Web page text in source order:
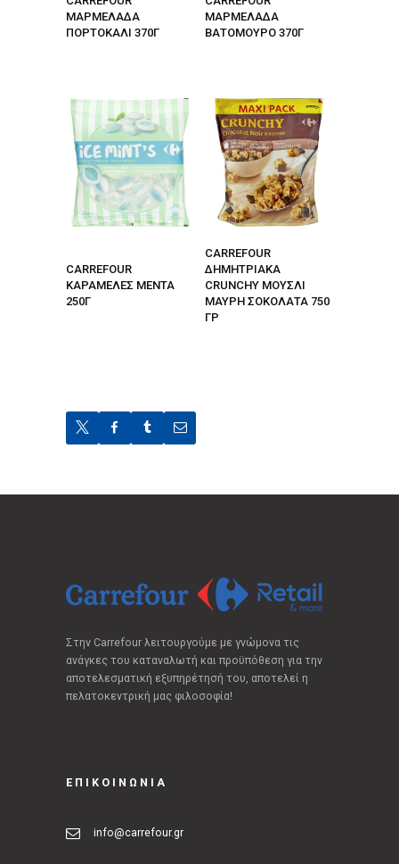
ΜΑΡΜΕΛΑΔΑ
ΠΟΡΤΟΚΑΛΙ 370Γ
ΜΑΡΜΕΛΑΔΑ
ΒΑΤΟΜΟΥΡΟ 370Γ
CARREFOUR
ΚΑΡΑΜΕΛΕΣ ΜΕΝΤΑ
250Γ
CARREFOUR
ΔΗΜΗΤΡΙΑΚΑ
CRUNCHY ΜΟΥΣΛΙ
ΜΑΥΡΗ ΣΟΚΟΛΑΤΑ 750
ΓΡ
Στην Carrefour λειτουργούμε με γνώμονα τις
ανάγκες του καταναλωτή και προϋπόθεση για την
αποτελεσματική εξυπηρέτησή του, αποτελεί η
πελατοκεντρική μας φιλοσοφία!
ΕΠΙΚΟΙΝΩΝΙΑ
info@carrefour.gr